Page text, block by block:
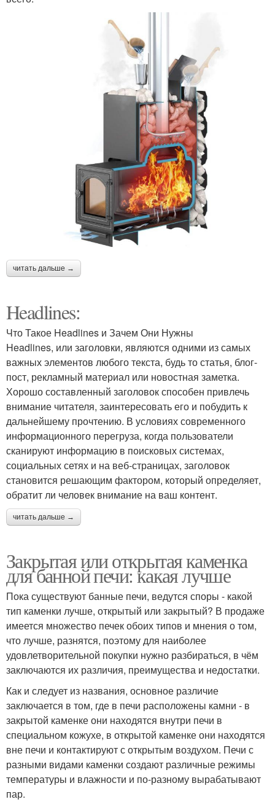
читать дальше →
Headlines:
Что Такое Headlines и Зачем Они Нужны
Headlines, или заголовки, являются одними из самых
важных элементов любого текста, будь то статья, блог-
пост, рекламный материал или новостная заметка.
Хорошо составленный заголовок способен привлечь
внимание читателя, заинтересовать его и побудить к
дальнейшему прочтению. В условиях современного
информационного перегруза, когда пользователи
сканируют информацию в поисковых системах,
социальных сетях и на веб-страницах, заголовок
становится решающим фактором, который определяет,
обратит ли человек внимание на ваш контент.
читать дальше →
Закрытая или открытая каменка
для банной печи: какая лучше
Пока существуют банные печи, ведутся споры - какой
тип каменки лучше, открытый или закрытый? В продаже
имеется множество печек обоих типов и мнения о том,
что лучше, разнятся, поэтому для наиболее
удовлетворительной покупки нужно разбираться, в чём
заключаются их различия, преимущества и недостатки.
Как и следует из названия, основное различие
заключается в том, где в печи расположены камни - в
закрытой каменке они находятся внутри печи в
специальном кожухе, в открытой каменке они находятся
вне печи и контактируют с открытым воздухом. Печи с
разными видами каменки создают различные режимы
температуры и влажности и по-разному вырабатывают
пар.